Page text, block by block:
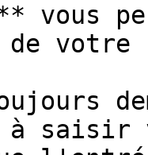
vous
de votre
saisir